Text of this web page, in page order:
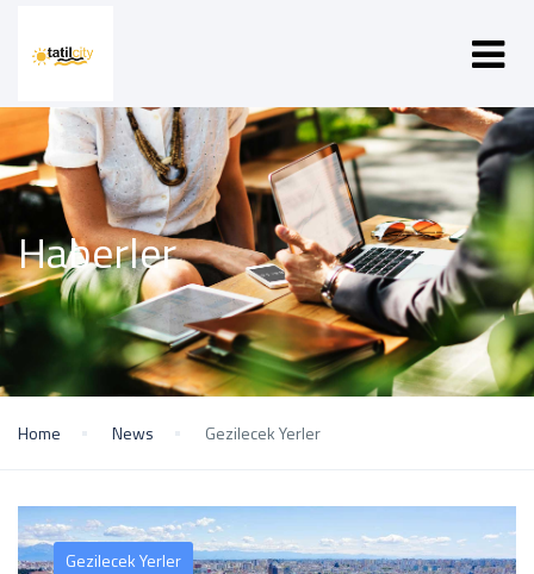
Haberler
Home News Gezilecek Yerler
Gezilecek Yerler